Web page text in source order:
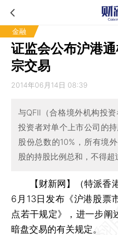
金融
证监会公布沪港
宗交易
2014年06月14日 08:39
与QFII（合格境外机构投
投资者对单个上市公司的
股份总数的10%，所有境
股的持股比例总和，不得超
【财新网】（特派香
6月13日发布《沪港股票
点若干规定》，进一步阐
暗盘交易的有关规定。